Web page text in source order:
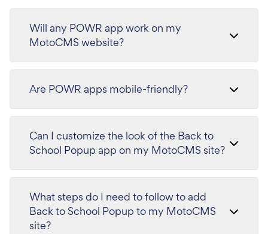
Will any POWR app work on my
MotoCMS website?
Are POWR apps mobile-friendly?
Can I customize the look of the Back to
School Popup app on my MotoCMS site?
What steps do I need to follow to add
Back to School Popup to my MotoCMS
site?